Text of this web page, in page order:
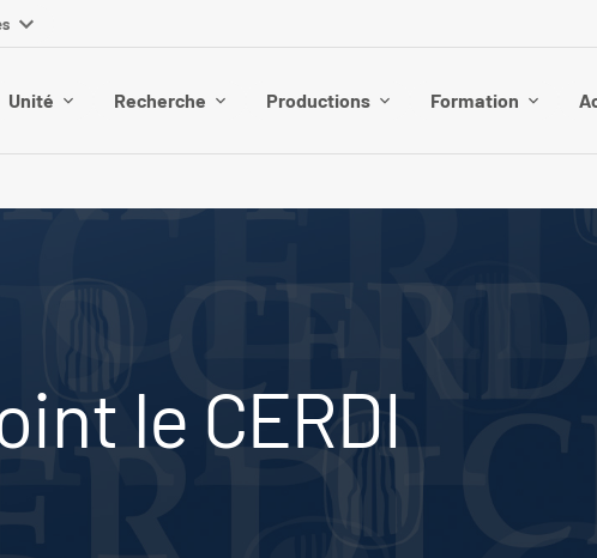
Unité Recherche Productions Formation
le CERDI